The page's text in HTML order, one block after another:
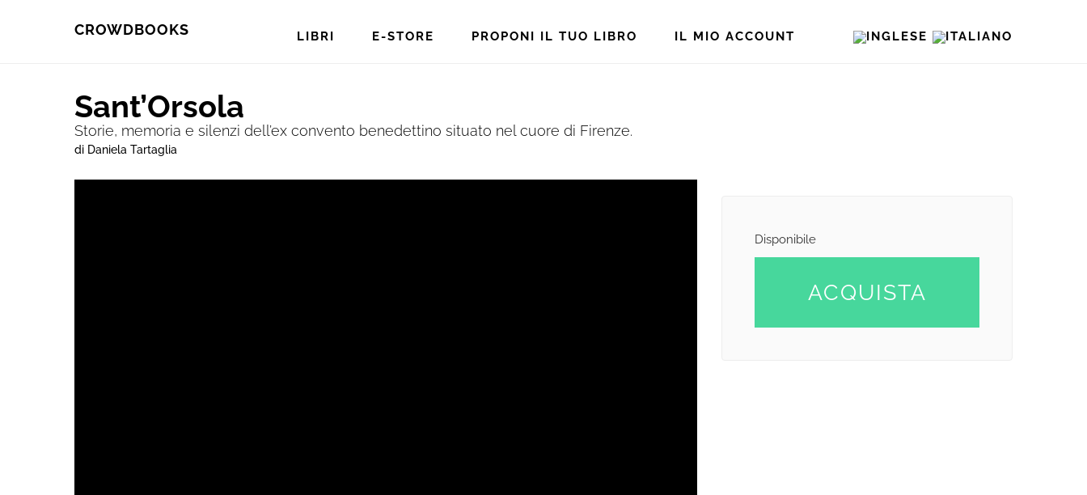
navigation
CROWDBOOKS LIBRI E-STORE PROPONI IL TUO LIBRO IL MIO ACCOUNT
Sant’Orsola
Storie, memoria e silenzi dell’ex convento benedettino situato nel cuore di Firenze.
di Daniela Tartaglia
Disponibile
ACQUISTA